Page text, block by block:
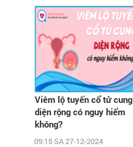
Viêm lộ tuyến cổ tử cung
diện rộng có nguy hiểm
không?
09:15 SA 27-12-2024